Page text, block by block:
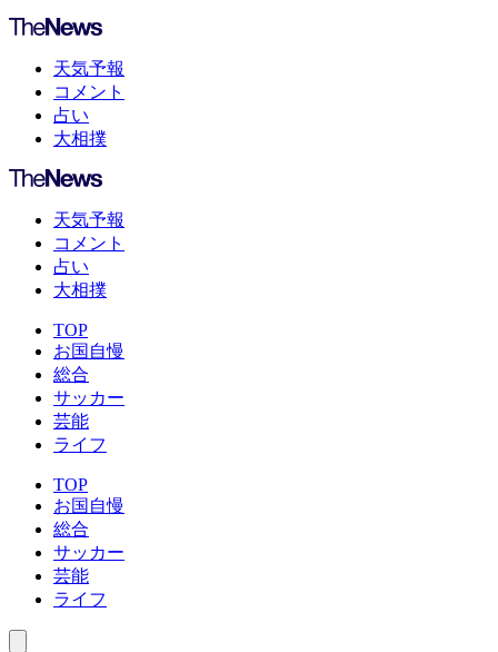
天気予報
コメント
占い
大相撲
天気予報
コメント
占い
大相撲
TOP
お国自慢
総合
サッカー
芸能
ライフ
TOP
お国自慢
総合
サッカー
芸能
ライフ